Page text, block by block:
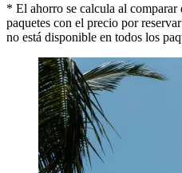
* El ahorro se calcula al comparar
paquetes con el precio por
no está disponible en todos los